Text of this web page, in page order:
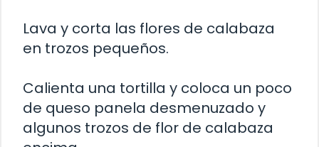
Lava y corta las flores de calabaza
en trozos pequeños.
Calienta una tortilla y coloca un poco
de queso panela desmenuzado y
algunos trozos de flor de calabaza